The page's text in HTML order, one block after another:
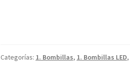
Categorías: 1. Bombillas, 1. Bombillas LED,